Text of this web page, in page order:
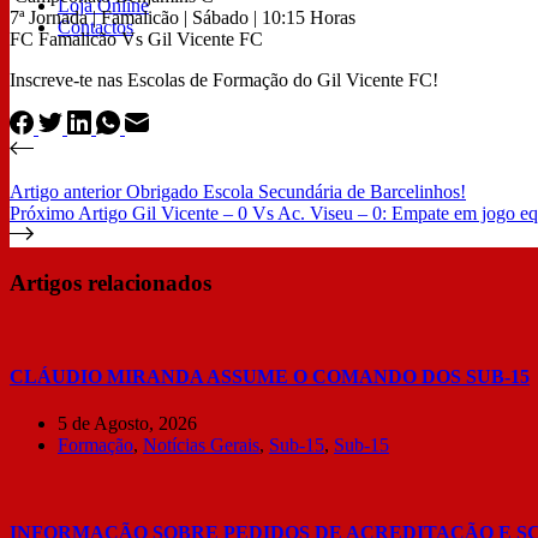
Loja Online
Contactos
7ª Jornada | Famalicão | Sábado | 10:15 Horas
FC Famalicão Vs Gil Vicente FC
Inscreve-te nas Escolas de Formação do Gil Vicente FC!
Artigo anteriorObrigado Escola Secundária de Barcelinhos!
Próximo Artigo Gil Vicente – 0 Vs Ac. Viseu – 0: Empate em jogo
Artigos relacionados
CLÁUDIO MIRANDA ASSUME O COMANDO DOS SUB-15
5 de Agosto, 2026
Formação, Notícias Gerais, Sub-15, Sub-15
INFORMAÇÃO SOBRE PEDIDOS DE ACREDITAÇÃO E